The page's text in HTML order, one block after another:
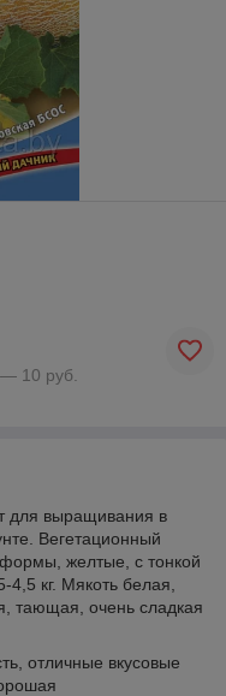
10 руб.
для выращивания в
Вегетационный
желтые, с тонкой
кг. Мякоть белая,
тающая, очень сладкая
отличные вкусовые